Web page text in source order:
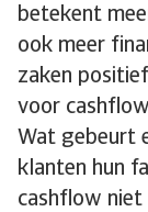
betekent
ook meer
zaken
voor
Wat gebeurt
klanten hun
cashflow niet